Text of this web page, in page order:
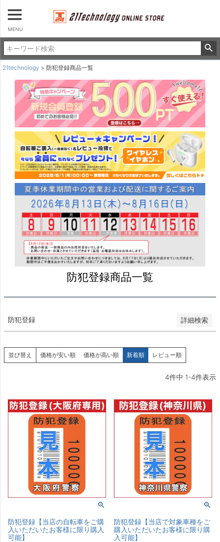
MENU
21technology 防犯登録商品一覧
防犯登録商品一覧
防犯登録 詳細検索
22インチ
24インチ
パーツを選ぶ
パーツ・アクセサリー
カゴ
ポンプ
サドルカバー＆サイクルカバー
ライト
ヘルメット
チャイルドシート＆カバー
タイヤ＆チューブ
その他
並び順
新着順
登録順
価格が安い順
価格が高い順
優先度順
レビュー順
キーワードヒット順
検索
並び替え 価格が安い順 価格が高い順 新着順 レビュー順
4件中 1-4件表示
防犯登録【当店の自転車をご購
入いただいたお客様に限り購入
可能】
防犯登録【当店で対象車種をご
購入いただいたお客様に限り購
入可能】